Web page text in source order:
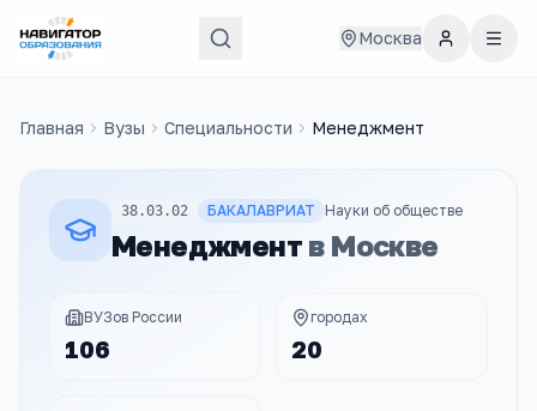
Москва
Главная Вузы Специальности Менеджмент
38.03.02 БАКАЛАВРИАТ Науки об обществе
Менеджмент в Москве
ВУЗов России
106
городах
20